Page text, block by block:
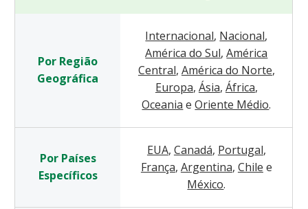
Por Região
Geográfica
Internacional, Nacional,
América do Sul, América
Central, América do Norte,
Europa, Ásia, África,
Oceania e Oriente Médio.
Por Países
Específicos
EUA, Canadá, Portugal,
França, Argentina, Chile e
México.